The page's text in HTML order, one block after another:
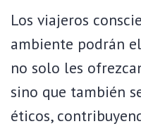
Los viajeros
ambiente podrán
no solo les
sino que también
éticos,